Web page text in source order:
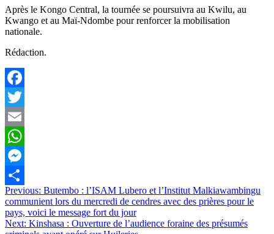
Après le Kongo Central, la tournée se poursuivra au Kwilu, au
Kwango et au Maï-Ndombe pour renforcer la mobilisation
nationale.
Rédaction.
Facebook
Twitter
Email
WhatsApp
Messenger
Partager
Navigation
de
l’article
Previous: Butembo : l’ISAM Lubero et l’Institut Malkiawambingu
communient lors du mercredi de cendres avec des prières pour le
pays, voici le message fort du jour
Next: Kinshasa : Ouverture de l’audience foraine des présumés